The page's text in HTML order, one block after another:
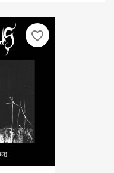
favorite_border